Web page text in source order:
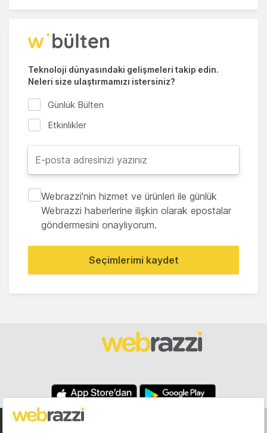
Teknoloji dünyasındaki gelişmeleri takip edin.
Neleri size ulaştırmamızı istersiniz?
Günlük Bülten
Etkinlikler
Webrazzi'nin hizmet ve ürünleri ile günlük
Webrazzi haberlerine ilişkin olarak epostalar
göndermesini onaylıyorum.
Seçimlerimi kaydet